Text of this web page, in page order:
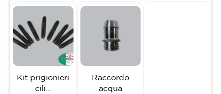
Kit prigionieri
cili...
Raccordo
acqua